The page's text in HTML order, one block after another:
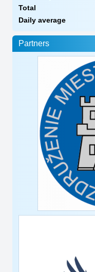
Total
Daily average
Partners